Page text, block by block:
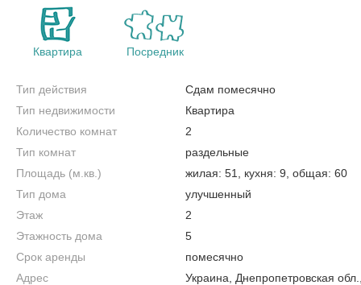
Квартира Посредник
Тип действия
Сдам помесячно
Тип недвижимости
Квартира
Количество комнат
2
Тип комнат
раздельные
Площадь (м.кв.)
жилая: 51, кухня: 9, общая: 60
Тип дома
улучшенный
Этаж
2
Этажность дома
5
Срок аренды
помесячно
Адрес
Украина, Днепропетровская